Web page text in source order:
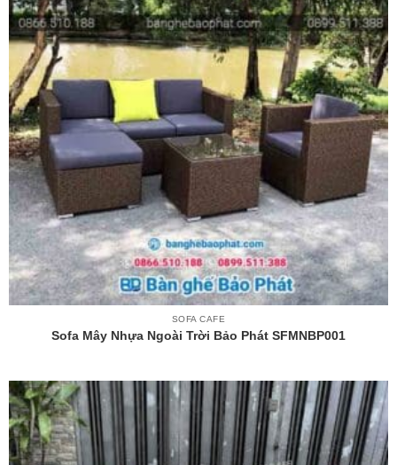
SOFA CAFE
Sofa Mây Nhựa Ngoài Trời Bảo Phát SFMNBP001